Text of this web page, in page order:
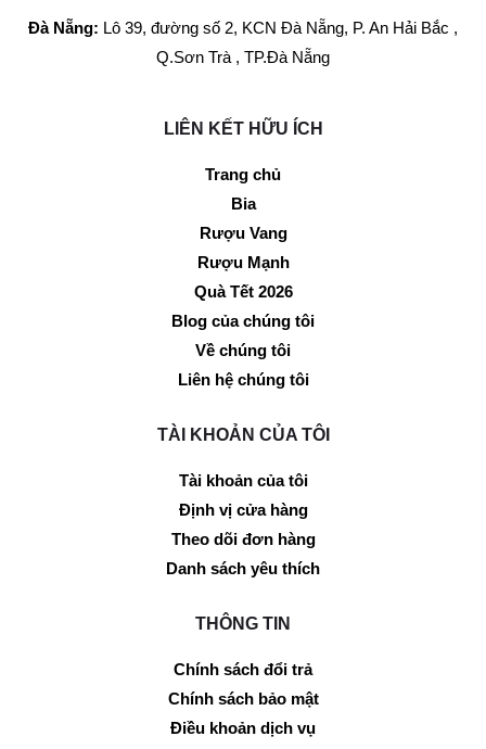
Đà Nẵng: Lô 39, đường số 2, KCN Đà Nẵng, P. An Hải Bắc ,
Q.Sơn Trà , TP.Đà Nẵng
LIÊN KẾT HỮU ÍCH
Trang chủ
Bia
Rượu Vang
Rượu Mạnh
Quà Tết 2026
Blog của chúng tôi
Về chúng tôi
Liên hệ chúng tôi
TÀI KHOẢN CỦA TÔI
Tài khoản của tôi
Định vị cửa hàng
Theo dõi đơn hàng
Danh sách yêu thích
THÔNG TIN
Chính sách đổi trả
Chính sách bảo mật
Điều khoản dịch vụ